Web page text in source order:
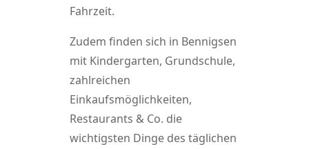
Fahrzeit.
Zudem finden sich in Bennigsen
mit Kindergarten, Grundschule,
zahlreichen
Einkaufsmöglichkeiten,
Restaurants & Co. die
wichtigsten Dinge des täglichen